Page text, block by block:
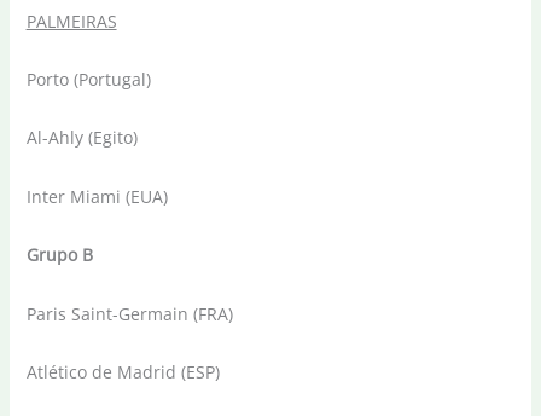
PALMEIRAS
Porto (Portugal)
Al-Ahly (Egito)
Inter Miami (EUA)
Grupo B
Paris Saint-Germain (FRA)
Atlético de Madrid (ESP)